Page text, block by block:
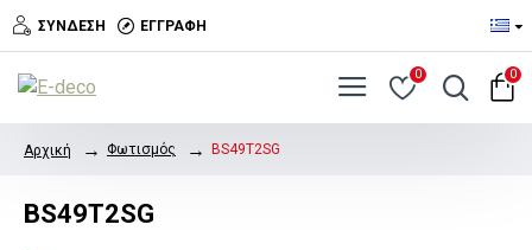
ΣΎΝΔΕΣΗ ΕΓΓΡΑΦΉ
0 0
Αρχική Φωτισμός BS49T2SG
BS49T2SG